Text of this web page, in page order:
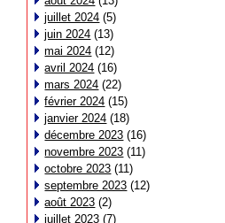
juillet 2024 (5)
juin 2024 (13)
mai 2024 (12)
avril 2024 (16)
mars 2024 (22)
février 2024 (15)
janvier 2024 (18)
décembre 2023 (16)
novembre 2023 (11)
octobre 2023 (11)
septembre 2023 (12)
août 2023 (2)
juillet 2023 (7)